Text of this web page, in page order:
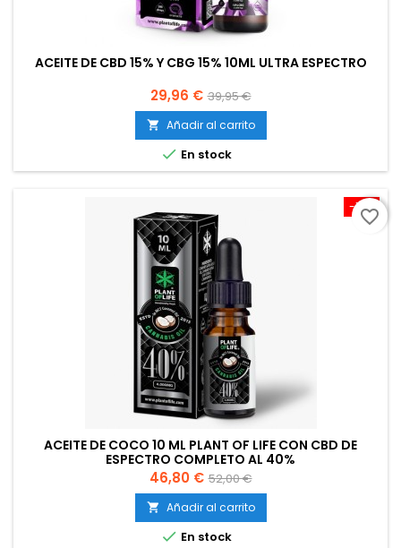
ACEITE DE CBD 15% Y CBG 15% 10ML ULTRA ESPECTRO
Precio
29,96 € Precio
base
39,95 €
 Añadir al carrito
 En stock
-10%
ACEITE DE COCO 10 ML PLANT OF LIFE CON CBD DE
ESPECTRO COMPLETO AL 40%
Precio
46,80 € Precio
base
52,00 €
 Añadir al carrito
 En stock
favorite_border